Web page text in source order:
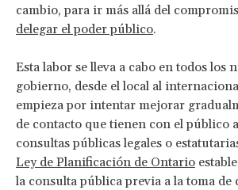
cambio, para ir más allá del
delegar el poder público.
Esta labor se lleva a cabo en todos los
gobierno, desde el local al
empieza por intentar mejorar
de contacto que tienen con el público
consultas públicas legales o
Ley de Planificación de Ontario
la consulta pública previa a la toma de